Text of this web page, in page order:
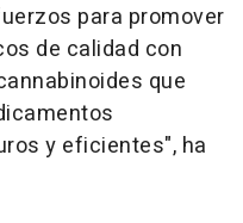
para promover
de calidad con
que
y eficientes", ha